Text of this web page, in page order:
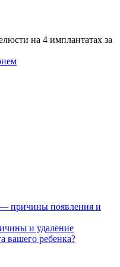
на 4 имплантатах за
причины появления и
и удаление
вашего ребенка?